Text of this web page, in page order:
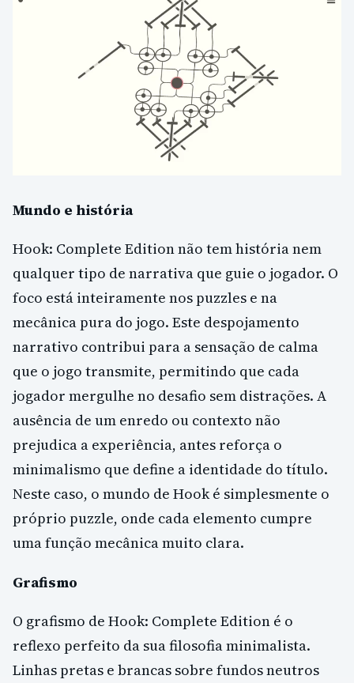
Mundo e história
Hook: Complete Edition não tem história nem
qualquer tipo de narrativa que guie o jogador. O
foco está inteiramente nos puzzles e na
mecânica pura do jogo. Este despojamento
narrativo contribui para a sensação de calma
que o jogo transmite, permitindo que cada
jogador mergulhe no desafio sem distrações. A
ausência de um enredo ou contexto não
prejudica a experiência, antes reforça o
minimalismo que define a identidade do título.
Neste caso, o mundo de Hook é simplesmente o
próprio puzzle, onde cada elemento cumpre
uma função mecânica muito clara.
Grafismo
O grafismo de Hook: Complete Edition é o
reflexo perfeito da sua filosofia minimalista.
Linhas pretas e brancas sobre fundos neutros